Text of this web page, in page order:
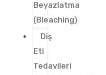
Beyazlatma
(Bleaching)
Diş
Eti
Tedavileri